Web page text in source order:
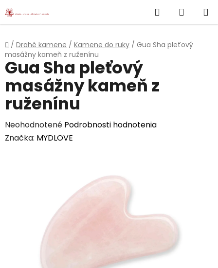
Prejsť
na
Hľadať
KOŠÍK
Domov
/ Drahé kamene / Kamene do ruky / Gua Sha pleťový
masážny kameň z ruženínu
Gua Sha pleťový
masážny kameň z
ruženínu
Priemerné
hodnotenie
Neohodnotené Podrobnosti hodnotenia
Značka: MYDLOVE